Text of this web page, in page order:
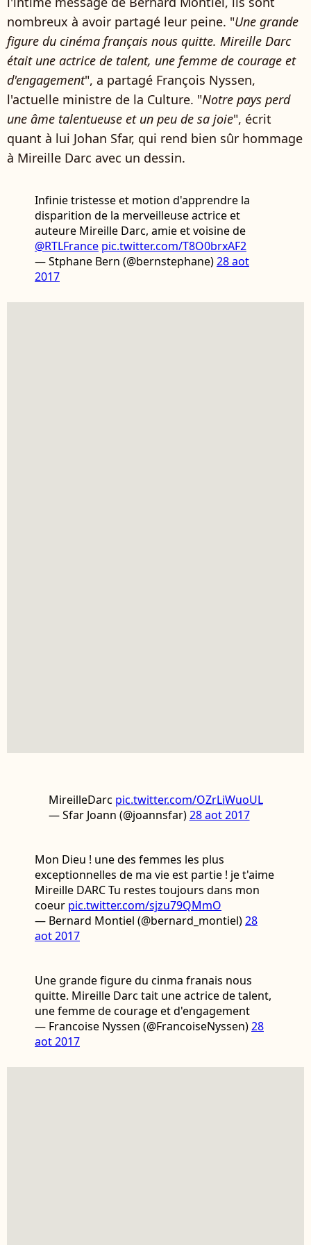
nombreux à avoir partagé leur peine. "Une grande
figure du cinéma français nous quitte. Mireille Darc
était une actrice de talent, une femme de courage et
d'engagement", a partagé François Nyssen,
l'actuelle ministre de la Culture. "Notre pays perd
une âme talentueuse et un peu de sa joie", écrit
quant à lui Johan Sfar, qui rend bien sûr hommage
à Mireille Darc avec un dessin.
Infinie tristesse et motion d'apprendre la
disparition de la merveilleuse actrice et
auteure Mireille Darc, amie et voisine de
@RTLFrance pic.twitter.com/T8O0brxAF2
— Stphane Bern (@bernstephane)28 aot
2017
MireilleDarc pic.twitter.com/OZrLiWuoUL
— Sfar Joann (@joannsfar)28 aot 2017
Mon Dieu ! une des femmes les plus
exceptionnelles de ma vie est partie ! je t'aime
Mireille DARC Tu restes toujours dans mon
coeur pic.twitter.com/sjzu79QMmO
— Bernard Montiel (@bernard_montiel)28
aot 2017
Une grande figure du cinma franais nous
quitte. Mireille Darc tait une actrice de talent,
une femme de courage et d'engagement
— Francoise Nyssen (@FrancoiseNyssen)28
aot 2017